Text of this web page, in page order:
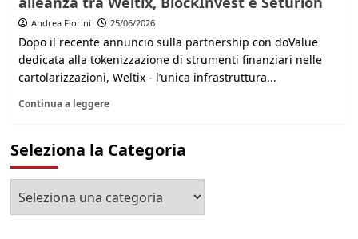
Andrea Fiorini 25/06/2026
Dopo il recente annuncio sulla partnership con doValue
dedicata alla tokenizzazione di strumenti finanziari nelle
cartolarizzazioni, Weltix - l’unica infrastruttura...
Continua a leggere
Seleziona la Categoria
la